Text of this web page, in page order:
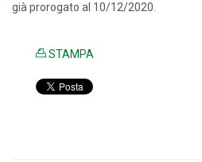
già prorogato al 10/12/2020.
STAMPA